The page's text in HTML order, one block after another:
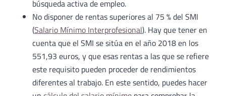
búsqueda activa de empleo.
No disponer de rentas superiores al 75 % del SMI
(Salario Mínimo Interprofesional). Hay que tener en
cuenta que el SMI se sitúa en el año 2018 en los
551,93 euros, y que esas rentas a las que se refiere
este requisito pueden proceder de rendimientos
diferentes al trabajo. En este sentido, puedes hacer